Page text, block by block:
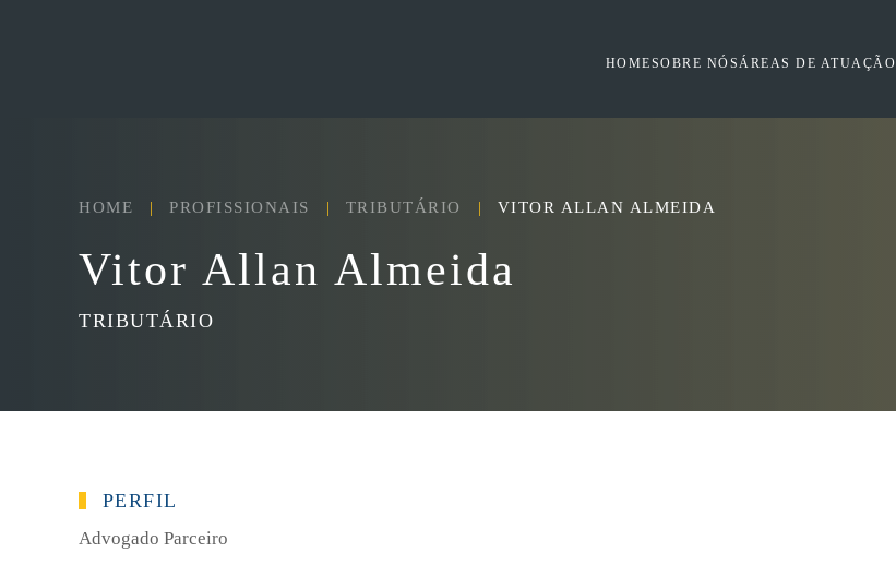
HOMESOBRE NÓSÁREAS DE ATUAÇÃO
HOME PROFISSIONAIS TRIBUTÁRIO VITOR ALLAN ALMEIDA
Vitor Allan Almeida
TRIBUTÁRIO
PERFIL
Advogado Parceiro